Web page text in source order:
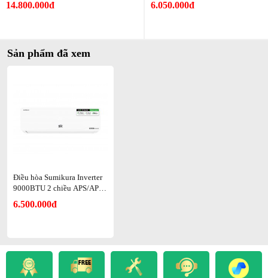
tục gây tốn điện. Thứ hai là công nghệ S-Clean, một bước tiến trong
việc vệ sinh máy. Thay vì phải gọi thợ bảo dưỡng thường xuyên,
14.800.000đ 6.050.000đ
Sản phẩm đã xem
Điều hòa Sumikura Inverter
9000BTU 2 chiều APS/APO-
H092/OSAKA
6.500.000đ